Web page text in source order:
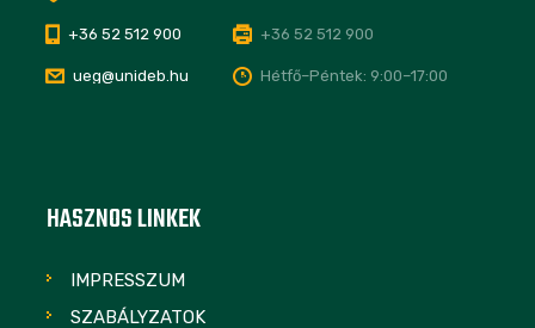
+36 52 512 900 +36 52 512 900
ueg@unideb.hu Hétfő–Péntek: 9:00–17:00
HASZNOS LINKEK
IMPRESSZUM
SZABÁLYZATOK